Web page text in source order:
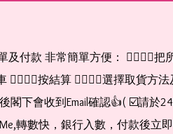
付款 非常簡單方便： 👉🏻👉🏻把
按結算 👉🏻👉🏻選擇取貨方
閣下會收到Email確認👍( ☑️請於
轉數快，銀行入數，付款後立